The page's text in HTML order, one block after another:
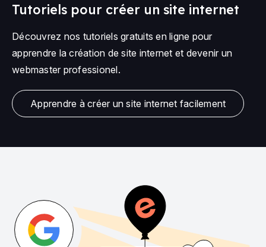
Tutoriels pour créer un site internet
Découvrez nos tutoriels gratuits en ligne pour
apprendre la création de site internet et devenir un
webmaster professionel.
Apprendre à créer un site internet facilement